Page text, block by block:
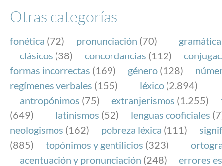
Otras categorías
fonética (72) pronunciación (70) gramática
clásicos (38) concordancias (112)
formas incorrectas (169) género (128)
regímenes verbales (155) léxico (2.894)
antropónimos (75) extranjerismos (1.255)
(649)
latinismos (52) lenguas cooficiales
neologismos (162) pobreza léxica (111)
(885)
topónimos y gentilicios (323)
acentuación y pronunciación (248)
errores